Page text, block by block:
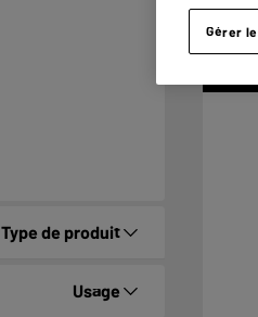
Type de produit
Usage
Gérer